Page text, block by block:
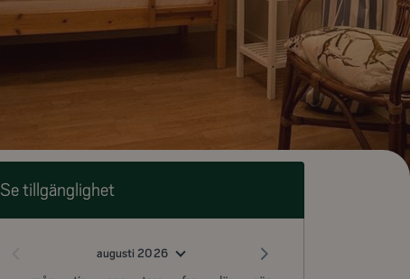
Se tillgänglighet
augusti 2026